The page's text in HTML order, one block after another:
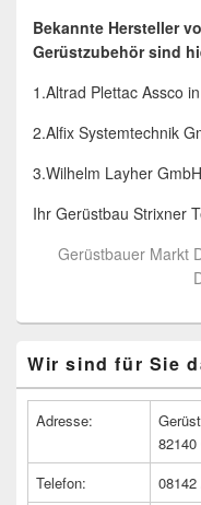
Bekannte Hersteller
Gerüstzubehör sind
1.Altrad Plettac Assco
2.Alfix Systemtechnik
3.Wilhelm Layher
Ihr Gerüstbau Strixner
Gerüstbauer Markt
Seitenleisten
Widget-
Wir sind für Sie
Adresse:
Telefon: